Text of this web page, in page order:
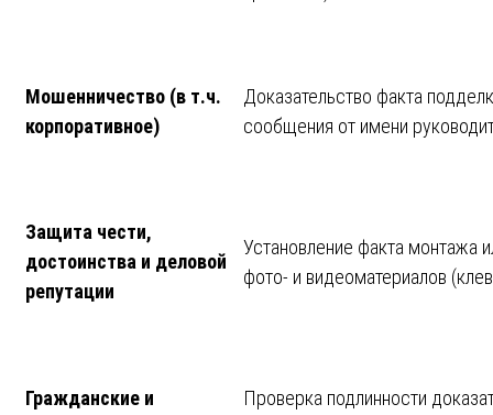
Мошенничество (в т.ч.
корпоративное)
Доказательство факта
сообщения от имени
Защита чести,
достоинства и деловой
репутации
Установление факта монтажа
фото- и видеоматериалов
Гражданские и
Проверка подлинности